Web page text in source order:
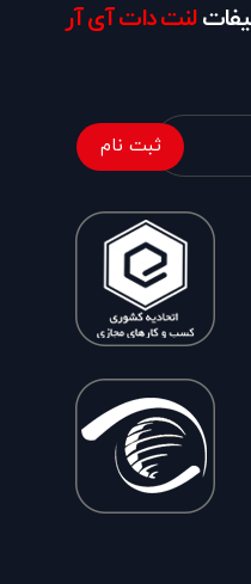
لنت دات آی آر
ثبت نام